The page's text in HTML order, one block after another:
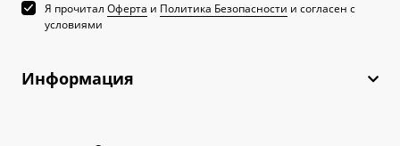
Я прочитал Оферта и Политика Безопасности и согласен с
условиями
Информация